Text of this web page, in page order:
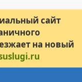
сайт
на новый